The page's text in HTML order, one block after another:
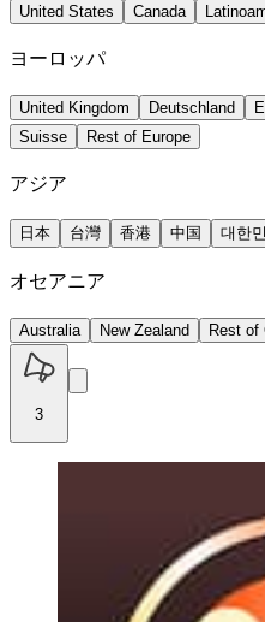
United States Canada
ヨーロッパ
United Kingdom Deutschland
Suisse
Rest of Europe
アジア
日本 台灣 香港 中国 대한
オセアニア
Australia New Zealand Rest of
3